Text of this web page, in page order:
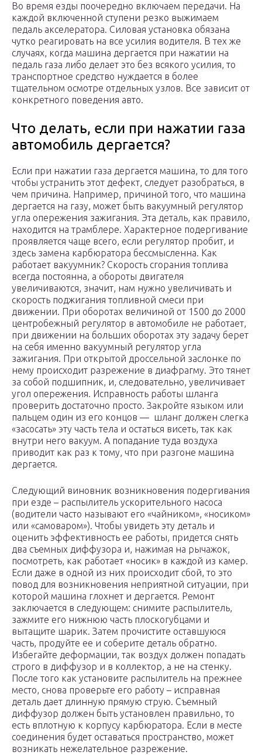
Во время езды поочередно включаем передачи. На
каждой включенной ступени резко выжимаем
педаль акселератора. Силовая установка обязана
чутко реагировать на все усилия водителя. В тех же
случаях, когда машина дергается при нажатии на
педаль газа либо делает это без всякого усилия, то
транспортное средство нуждается в более
тщательном осмотре отдельных узлов. Все зависит от
конкретного поведения авто.
Что делать, если при нажатии газа
автомобиль дергается?
Если при нажатии газа дергается машина, то для того
чтобы устранить этот дефект, следует разобраться, в
чем причина. Например, причиной того, что машина
дергается на газу, может быть вакуумный регулятор
угла опережения зажигания. Эта деталь, как правило,
находится на трамблере. Характерное подергивание
проявляется чаще всего, если регулятор пробит, и
здесь замена карбюратора бессмысленна. Как
работает вакуумник? Скорость сгорания топлива
всегда постоянна, а обороты двигателя
увеличиваются, значит, нам нужно увеличивать и
скорость поджигания топливной смеси при
движении. При оборотах величиной от 1500 до 2000
центробежный регулятор в автомобиле не работает,
при движении на больших оборотах эту задачу берет
на себя именно вакуумный регулятор угла
зажигания. При открытой дроссельной заслонке по
нему происходит разрежение в диафрагму. Это тянет
за собой подшипник, и, следовательно, увеличивает
угол опережения. Исправность работы шланга
проверить достаточно просто. Закройте языком или
пальцем один из его концов — шланг должен слегка
«засосать» эту часть тела и остаться висеть, так как
внутри него вакуум. А попадание туда воздуха
приводит как раз к тому, что при разгоне машина
дергается.
Следующий виновник возникновения подергивания
при езде – распылитель ускорительного насоса
(водители часто называют его «чайником», «носиком»
или «самоваром»). Чтобы увидеть эту деталь и
оценить эффективность ее работы, придется снять
два съемных диффузора и, нажимая на рычажок,
посмотреть, как работает «носик» в каждой из камер.
Если даже в одной из них происходит сбой, то это
повод для возникновения неприятной ситуации, при
которой машина глохнет и дергается. Ремонт
заключается в следующем: снимите распылитель,
зажмите его нижнюю часть плоскогубцами и
вытащите шарик. Затем прочистите оставшуюся
часть, продуйте ее и соберите деталь обратно.
Избегайте деформации, так воздух должен попадать
строго в диффузор и в коллектор, а не на стенку.
После того как установите распылитель на прежнее
место, снова проверьте его работу – исправная
деталь дает длинную прямую струю. Съемный
диффузор должен быть установлен правильно, то
есть вплотную к корпусу карбюратора. Если в месте
соединения будет оставаться пространство, может
возникать нежелательное разрежение.